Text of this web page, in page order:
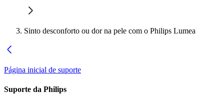
Sinto desconforto ou dor na pele com o Philips Lumea
Página inicial de suporte
Suporte da Philips